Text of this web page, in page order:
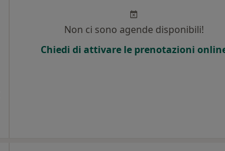
Non ci sono agende disponibili!
Chiedi di attivare le prenotazioni